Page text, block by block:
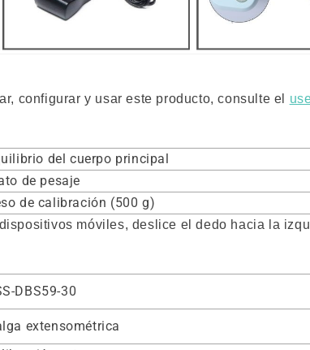
configurar y usar este producto, consulte el
del cuerpo principal
de pesaje
de calibración (500 g)
móviles, deslice el dedo hacia la
DBS59-30
extensométrica